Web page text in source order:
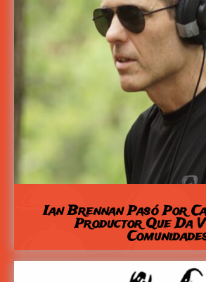
Ian Brennan Pasó Por
Productor Que Da